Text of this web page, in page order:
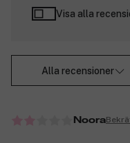
Visa alla
Alla recensioner
Noora